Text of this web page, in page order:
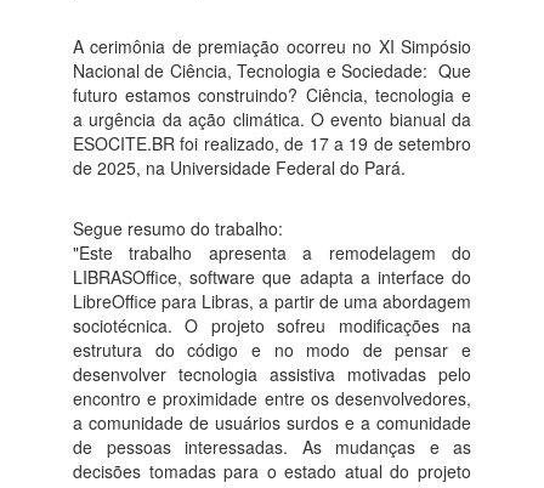
A cerimônia de premiação ocorreu no XI Simpósio
Nacional de Ciência, Tecnologia e Sociedade: Que
futuro estamos construindo? Ciência, tecnologia e
a urgência da ação climática. O evento bianual da
ESOCITE.BR foi realizado, de 17 a 19 de setembro
de 2025, na Universidade Federal do Pará.
Segue resumo do trabalho:
"Este trabalho apresenta a remodelagem do
LIBRASOffice, software que adapta a interface do
LibreOffice para Libras, a partir de uma abordagem
sociotécnica. O projeto sofreu modificações na
estrutura do código e no modo de pensar e
desenvolver tecnologia assistiva motivadas pelo
encontro e proximidade entre os desenvolvedores,
a comunidade de usuários surdos e a comunidade
de pessoas interessadas. As mudanças e as
decisões tomadas para o estado atual do projeto